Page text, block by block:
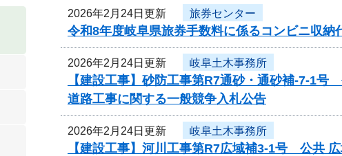
2026年2月24日更新 旅券センター
令和8年度岐阜県旅券手数料に係るコンビニ収
2026年2月24日更新 岐阜土木事務所
【建設工事】砂防工事第R7通砂・通砂補-7-1
道路工事に関する一般競争入札公告
2026年2月24日更新 岐阜土木事務所
【建設工事】河川工事第R7広域補3-1号 公共